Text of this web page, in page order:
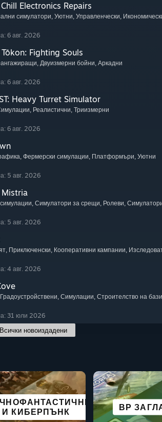
Electronics Repairs
симулатори, Уютни, Управленчески,
6 авг. 2026
Tōkon: Fighting Souls
, Двуизмерни бойни, Аркадни
6 авг. 2026
Heavy Turret Simulator
, Реалистични, Триизмерни
6 авг. 2026
, Фермерски симулации, Платформъри, Уютни
5 авг. 2026
, Симулатори за срещи, Ролеви,
5 авг. 2026
, Приключенски, Кооперативни кампании,
4 авг. 2026
, Симулации, Строителство на бази
31 юли 2026
Всички новоиздадени
И КИБЕРПЪНК
ВР
В
STEAM DECK
ПИЩЕН
УЖАСИ